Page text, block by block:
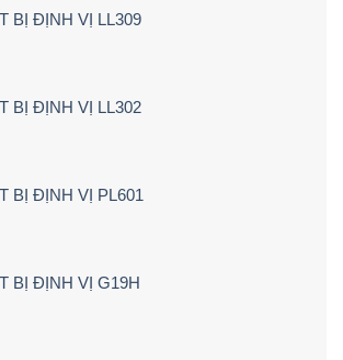
5
Bước)
Máy
Điện
Rẻ
–
cảnh
xe
BỊ ĐỊNH VỊ LL309
BỊ ĐỊNH VỊ LL302
BỊ ĐỊNH VỊ PL601
BỊ ĐỊNH VỊ G19H